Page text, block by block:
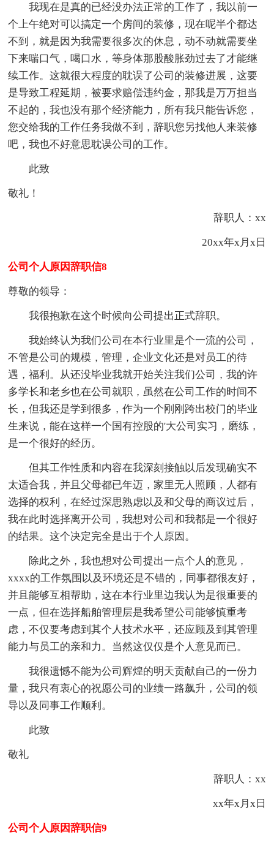
我现在是真的已经没办法正常的工作了，我以前一
个上午绝对可以搞定一个房间的装修，现在呢半个都达
不到，就是因为我需要很多次的休息，动不动就需要坐
下来喘口气，喝口水，等身体那股酸胀劲过去了才能继
续工作。这就很大程度的耽误了公司的装修进展，这要
是导致工程延期，被要求赔偿违约金，那我是万万担当
不起的，我也没有那个经济能力，所有我只能告诉您，
您交给我的工作任务我做不到，辞职您另找他人来装修
吧，我也不好意思耽误公司的工作。
此致
敬礼！
辞职人：xx
20xx年x月x日
公司个人原因辞职信8
尊敬的领导：
我很抱歉在这个时候向公司提出正式辞职。
我始终认为我们公司在本行业里是个一流的公司，
不管是公司的规模，管理，企业文化还是对员工的待
遇，福利。从还没毕业我就开始关注我们公司，我的许
多学长和老乡也在公司就职，虽然在公司工作的时间不
长，但我还是学到很多，作为一个刚刚跨出校门的毕业
生来说，能在这样一个国有控股的'大公司实习，磨练，
是一个很好的经历。
但其工作性质和内容在我深刻接触以后发现确实不
太适合我，并且父母都已年迈，家里无人照顾，人都有
选择的权利，在经过深思熟虑以及和父母的商议过后，
我在此时选择离开公司，我想对公司和我都是一个很好
的结果。这个决定完全是出于个人原因。
除此之外，我也想对公司提出一点个人的意见，
xxxx的工作氛围以及环境还是不错的，同事都很友好，
并且能够互相帮助，这在本行业里边我认为是很重要的
一点，但在选择船舶管理层是我希望公司能够慎重考
虑，不仅要考虑到其个人技术水平，还应顾及到其管理
能力与员工的亲和力。当然这仅仅是个人意见而已。
我很遗憾不能为公司辉煌的明天贡献自己的一份力
量，我只有衷心的祝愿公司的业绩一路飙升，公司的领
导以及同事工作顺利。
此致
敬礼
辞职人：xx
xx年x月x日
公司个人原因辞职信9